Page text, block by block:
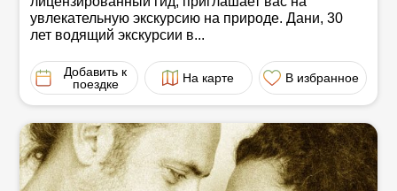
увлекательную экскурсию на природе. Дани, 30
лет водящий экскурсии в...
Добавить к
поездке
На карте В избранное